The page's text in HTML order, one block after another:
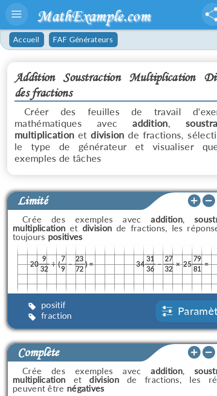
MathExample.com
Accueil FAF Générateurs
Addition Soustraction Multiplication
des fractions
Créer des feuilles de travail
mathématiques avecaddition,
multiplication et division de fractions,
le type de générateur et visualiser
exemples de tâches
Limité
Crée des exemples avecaddition,
multiplication et division de fractions, les
toujours positives
20
9
÷ (
7
–
23
) =
32 9 72
34
31
–
27
× 25
79
=
36 32 81
positif
fraction
Complète
Crée des exemples avecaddition,
multiplication etdivisionde fractions, les
peuvent être négatives